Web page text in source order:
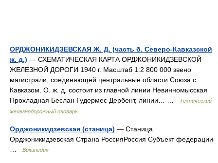
ОРДЖОНИКИДЗЕВСКАЯ Ж. Д. (часть б. Северо-Кавказской
ж. д.) — СХЕМАТИЧЕСКАЯ КАРТА ОРДЖОНИКИДЗЕВСКОЙ
ЖЕЛЕЗНОЙ ДОРОГИ 1940 г. Масштаб 1:2 800 000 звено
магистрали, соединяющей центральные области Союза с
Кавказом. О. ж. д. состоит из главной линии Невинномысская
Прохладная Беслан Гудермес Дербент, линии… …
Технический
железнодорожный словарь
Орджоникидзевская (станица) — Станица
Орджоникидзевская Страна РоссияРоссия Субъект федерации
Википедия